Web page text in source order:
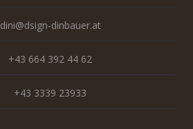
dini@dsign-dinbauer.at
+43 664 392 44 62
+43 3339 23933